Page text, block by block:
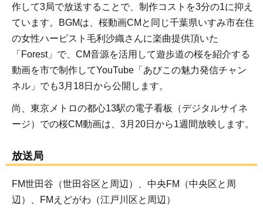
作して3局で放送することで、制作コストを3分の1に抑え
ています。BGMは、桜動画CMと同じ千葉県いすみ市在住
の女性ハーピスト毛利沙織さんに楽曲提供頂いた
「Forest」で、CM音源を活用して遊歩道の桜を紹介する
動画を市で制作してYouTube「あびこの魅力発信チャン
ネル」でも3月18日から公開します。
尚、東京メトロの都心13駅の電子看板（デジタルサイネ
ージ）での桜CM動画は、3月20日から1週間放映します。
放送局
FM世田谷（世田谷区と周辺）、中央FM（中央区と周
辺）、FMえどがわ（江戸川区と周辺）